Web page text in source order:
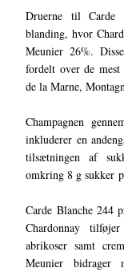
Druerne til Carde
blanding, hvor
Meunier 26%.
fordelt over de
de la Marne,
Champagnen
inkluderer en
tilsætningen af
omkring 8 g sukker
Carde Blanche 244
Chardonnay
abrikoser samt
Meunier bidrager